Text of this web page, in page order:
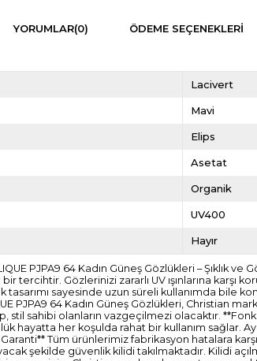
YORUMLAR(0) ÖDEME SEÇENEKLERI
Lacivert
Mavi
Elips
Asetat
Organik
UV400
Hayır
PJPA9 64 Kadın Güneş Gözlükleri – Şıklık
tercihtir. Gözlerinizi zararlı UV ışınlarına karşı
sayesinde uzun süreli kullanımda bile
PJPA9 64 Kadın Güneş Gözlükleri, Christian
stil sahibi olanların vazgeçilmezi olacaktır.
hayatta her koşulda rahat bir kullanım sağlar.
Tüm ürünlerimiz fabrikasyon hatalara
şekilde güvenlik kilidi takılmaktadır. Kilidi